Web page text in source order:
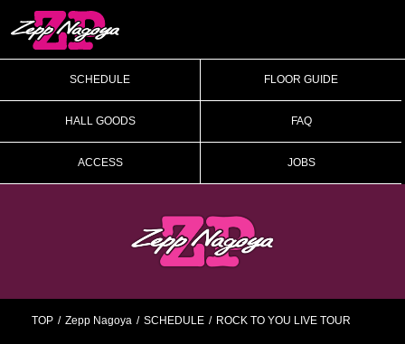
SCHEDULE FLOOR GUIDE
HALL GOODS FAQ
ACCESS JOBS
TOP Zepp Nagoya SCHEDULE ROCK TO YOU LIVE TOUR